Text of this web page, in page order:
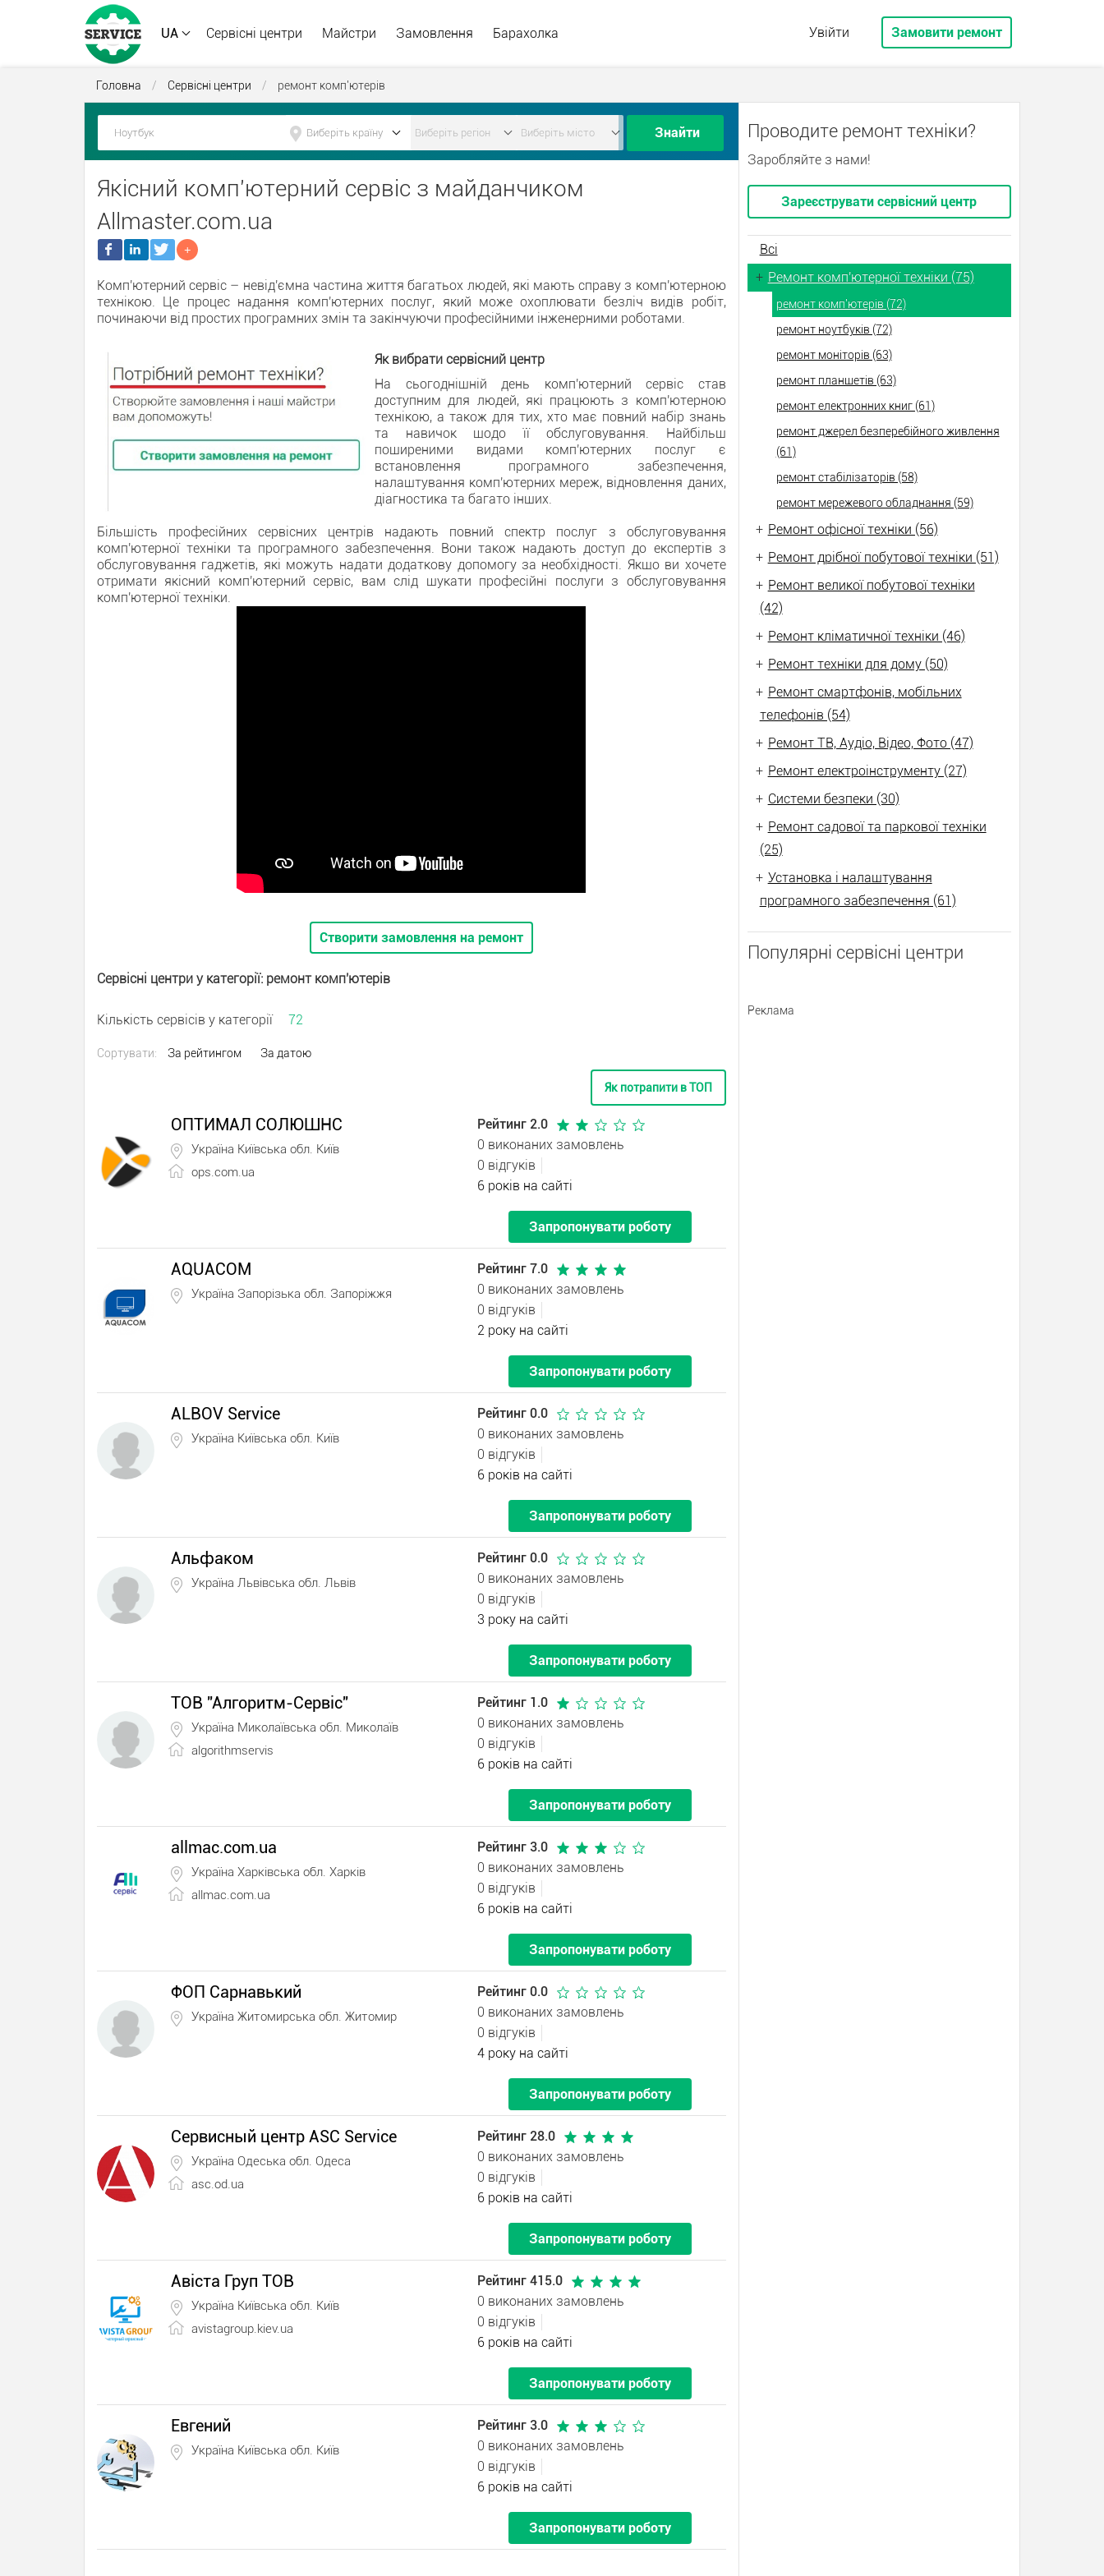
UA Сервісні центри Майстри Замовлення Барахолка Увійти Замовити ремонт
Головна / Сервісні центри / ремонт комп'ютерів
Знайти
Якісний комп'ютерний сервіс з майданчиком
Allmaster.com.ua
Комп'ютерний сервіс – невід'ємна частина життя багатьох людей, які мають справу з комп'ютерною
технікою. Це процес надання комп'ютерних послуг, який може охоплювати безліч видів робіт,
починаючи від простих програмних змін та закінчуючи професійними інженерними роботами.
Як вибрати сервісний центр
На сьогоднішній день комп'ютерний сервіс став
доступним для людей, які працюють з комп'ютерною
технікою, а також для тих, хто має повний набір знань
та навичок щодо її обслуговування. Найбільш
поширеними видами комп'ютерних послуг є
встановлення програмного забезпечення,
налаштування комп'ютерних мереж, відновлення даних,
діагностика та багато інших.
Більшість професійних сервісних центрів надають повний спектр послуг з обслуговування
комп'ютерної техніки та програмного забезпечення. Вони також надають доступ до експертів з
обслуговування гаджетів, які можуть надати додаткову допомогу за необхідності. Якщо ви хочете
отримати якісний комп'ютерний сервіс, вам слід шукати професійні послуги з обслуговування
комп'ютерної техніки.
Створити замовлення на ремонт
Сервісні центри у категорії: ремонт комп'ютерів
Кількість сервісів у категорії 72
Сортувати: За рейтингом За датою
Як потрапити в ТОП
ОПТИМАЛ СОЛЮШНС
Україна Київська обл. Київ
ops.com.ua
Рейтинг 2.0
0 виконаних замовлень
0 відгуків
6 років на сайті
Запропонувати роботу
AQUACOM
Україна Запорізька обл. Запоріжжя
Рейтинг 7.0
0 виконаних замовлень
0 відгуків
2 року на сайті
Запропонувати роботу
ALBOV Service
Україна Київська обл. Київ
Рейтинг 0.0
0 виконаних замовлень
0 відгуків
6 років на сайті
Запропонувати роботу
Альфаком
Україна Львівська обл. Львів
Рейтинг 0.0
0 виконаних замовлень
0 відгуків
3 року на сайті
Запропонувати роботу
ТОВ "Алгоритм-Сервіс"
Україна Миколаївська обл. Миколаїв
algorithmservis
Рейтинг 1.0
0 виконаних замовлень
0 відгуків
6 років на сайті
Запропонувати роботу
allmac.com.ua
Україна Харківська обл. Харків
allmac.com.ua
Рейтинг 3.0
0 виконаних замовлень
0 відгуків
6 років на сайті
Запропонувати роботу
ФОП Сарнавький
Україна Житомирська обл. Житомир
Рейтинг 0.0
0 виконаних замовлень
0 відгуків
4 року на сайті
Запропонувати роботу
Сервисный центр ASC Service
Україна Одеська обл. Одеса
asc.od.ua
Рейтинг 28.0
0 виконаних замовлень
0 відгуків
6 років на сайті
Запропонувати роботу
Авіста Груп ТОВ
Україна Київська обл. Київ
avistagroup.kiev.ua
Рейтинг 415.0
0 виконаних замовлень
0 відгуків
6 років на сайті
Запропонувати роботу
Евгений
Україна Київська обл. Київ
Рейтинг 3.0
0 виконаних замовлень
0 відгуків
6 років на сайті
Запропонувати роботу
Проводите ремонт техніки?
Заробляйте з нами!
Зареєструвати сервісний центр
Всі
+ Ремонт комп'ютерної техніки (75)
ремонт комп'ютерів (72)
ремонт ноутбуків (72)
ремонт моніторів (63)
ремонт планшетів (63)
ремонт електронних книг (61)
ремонт джерел безперебійного живлення
(61)
ремонт стабілізаторів (58)
ремонт мережевого обладнання (59)
+ Ремонт офісної техніки (56)
+ Ремонт дрібної побутової техніки (51)
+ Ремонт великої побутової техніки
(42)
+ Ремонт кліматичної техніки (46)
+ Ремонт техніки для дому (50)
+ Ремонт смартфонів, мобільних
телефонів (54)
+ Ремонт ТВ, Аудіо, Відео, Фото (47)
+ Ремонт електроінструменту (27)
+ Системи безпеки (30)
+ Ремонт садової та паркової техніки
(25)
+ Установка і налаштування
програмного забезпечення (61)
Популярні сервісні центри
Реклама